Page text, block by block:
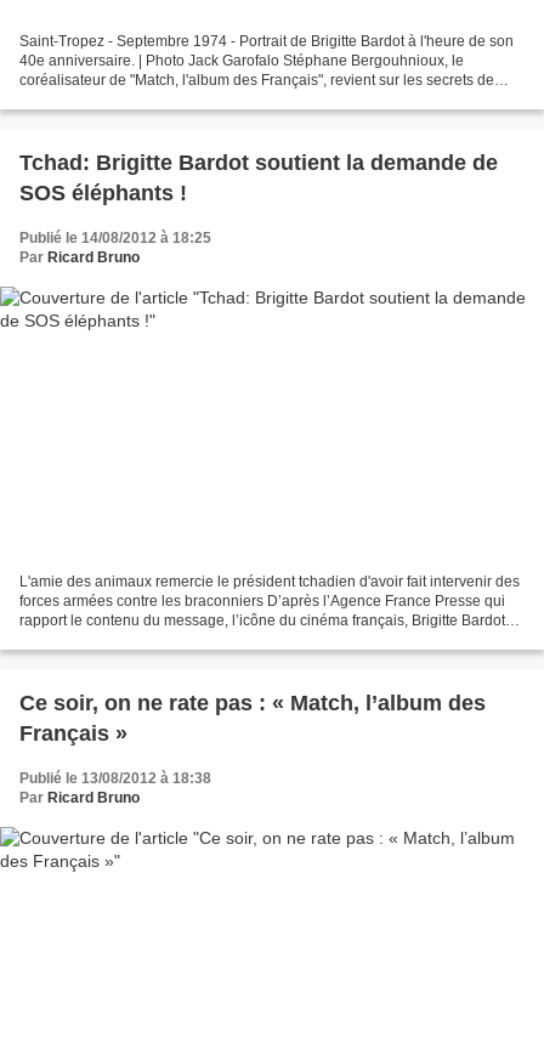
Saint-Tropez - Septembre 1974 - Portrait de Brigitte Bardot à l'heure de son
40e anniversaire. | Photo Jack Garofalo Stéphane Bergouhnioux, le
coréalisateur de "Match, l'album des Français", revient sur les secrets de
Tchad: Brigitte Bardot soutient la demande de
SOS éléphants !
Publié le 14/08/2012 à 18:25
Par Ricard Bruno
L'amie des animaux remercie le président tchadien d'avoir fait intervenir des
forces armées contre les braconniers D’après l’Agence France Presse qui
rapport le contenu du message, l’icône du cinéma français, Brigitte Bardot
Ce soir, on ne rate pas : « Match, l’album des
Français »
Publié le 13/08/2012 à 18:38
Par Ricard Bruno